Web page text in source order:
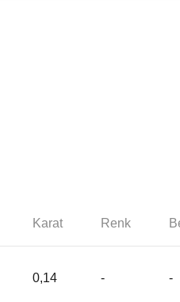
Karat Renk
0,14 - -